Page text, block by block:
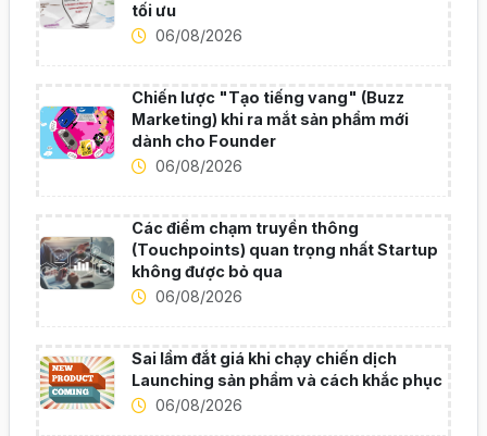
tối ưu
06/08/2026
Chiến lược "Tạo tiếng vang" (Buzz
Marketing) khi ra mắt sản phẩm mới
dành cho Founder
06/08/2026
Các điểm chạm truyền thông
(Touchpoints) quan trọng nhất Startup
không được bỏ qua
06/08/2026
Sai lầm đắt giá khi chạy chiến dịch
Launching sản phẩm và cách khắc phục
06/08/2026